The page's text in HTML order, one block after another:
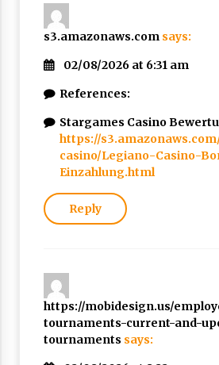
s3.amazonaws.com says:
02/08/2026 at 6:31 am
References:
Stargames Casino
https://
casino/Legiano-Casino-
Einzahlung.html
Reply
https://mobidesign.us/
tournaments-current-and-
tournaments says: